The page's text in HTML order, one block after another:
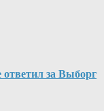
за Выборг